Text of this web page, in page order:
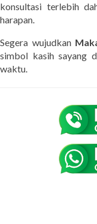
konsultasi terlebih
harapan.
Segera wujudkan
simbol kasih sayang
waktu.